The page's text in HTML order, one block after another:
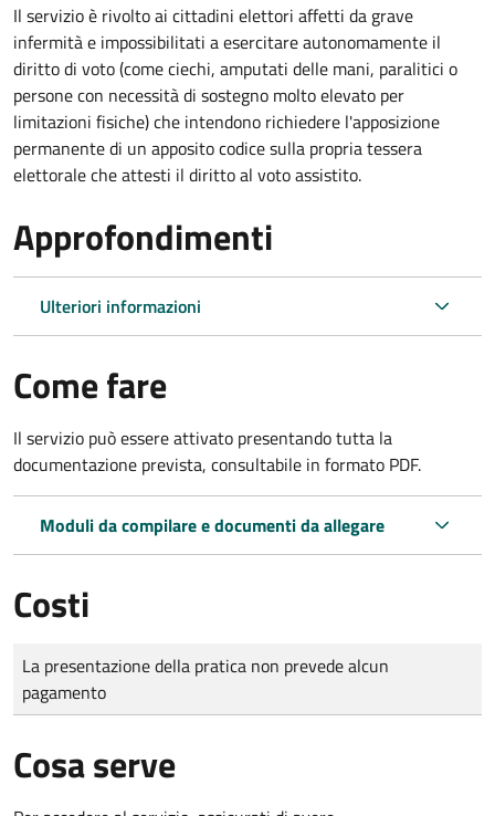
Il servizio è rivolto ai cittadini elettori affetti da grave
infermità e impossibilitati a esercitare autonomamente il
diritto di voto (come ciechi, amputati delle mani, paralitici o
persone con necessità di sostegno molto elevato per
limitazioni fisiche) che intendono richiedere l'apposizione
permanente di un apposito codice sulla propria tessera
elettorale che attesti il diritto al voto assistito.
Approfondimenti
Ulteriori informazioni
Come fare
Il servizio può essere attivato presentando tutta la
documentazione prevista, consultabile in formato PDF.
Moduli da compilare e documenti da allegare
Costi
Tipo di pagamento
Importo
La presentazione della pratica non prevede alcun
pagamento
Cosa serve